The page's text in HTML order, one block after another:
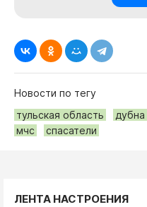
Новости по тегу
тульская область
дубна
мчс
спасатели
ЛЕНТА НАСТРОЕНИЯ